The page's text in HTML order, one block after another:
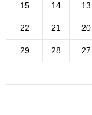
13
14
15
20
21
22
27
28
29